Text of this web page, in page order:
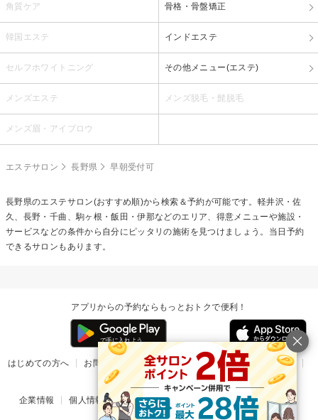
角質ケア 骨格・骨盤矯正
韓国エステ インドエステ
セルフホワイトニング その他メニュー(エステ)
メンズエステ メンズ脱毛・髭脱毛
メンズ眉・アイブロウ
エステサロン 長野県 早朝受付可
長野県のエステサロン(おすすめ順)から検索＆予約が可能です。軽井沢・佐
久、長野・千曲、駒ヶ根・飯田・伊那などのエリア、得意メニューや施設・
サービスなどの条件から自分にピッタリの施術を見つけましょう。当日予約
できるサロンもあります。
アプリからの予約ならもっとおトクで便利！
はじめての方へ お問い合わせ ヘルプ リリース情報
利用規約
掲載ご希望のサロン様
企業情報 個人情報保護方針 楽天のサービス一覧 アプリ一覧